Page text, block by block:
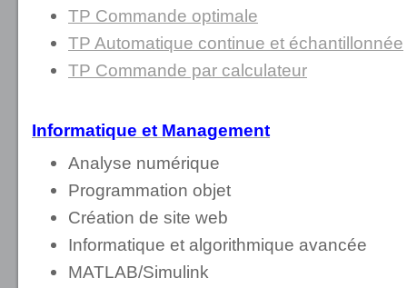
TP Commande optimale
TP Automatique continue et échantillonnée
TP Commande par calculateur
Informatique et Management
Analyse numérique
Programmation objet
Création de site web
Informatique et algorithmique avancée
MATLAB/Simulink